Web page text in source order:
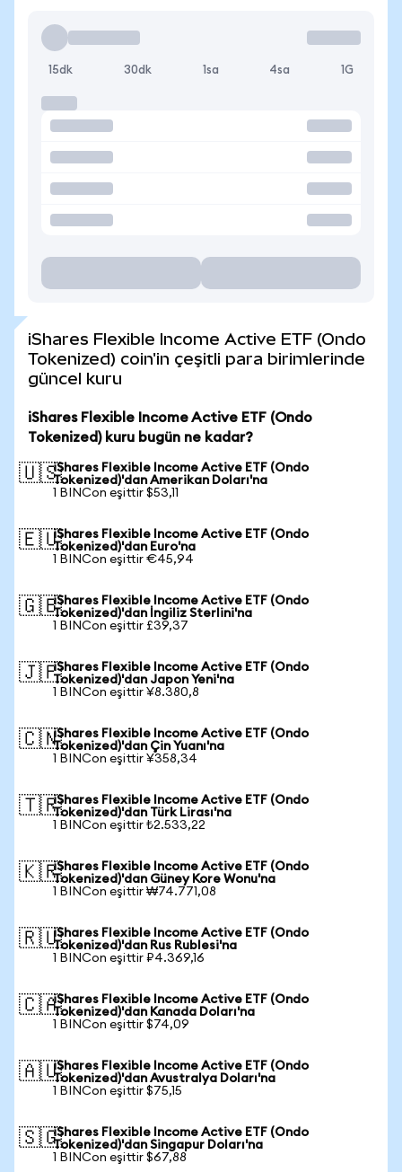
15dk 30dk 1sa 4sa 1G
iShares Flexible Income Active ETF (Ondo
Tokenized) coin'in çeşitli para birimlerinde
güncel kuru
iShares Flexible Income Active ETF (Ondo
Tokenized) kuru bugün ne kadar?
🇺🇸iShares Flexible Income Active ETF (Ondo
Tokenized)'dan Amerikan Doları'na
1 BINCon eşittir $53,11
🇪🇺iShares Flexible Income Active ETF (Ondo
Tokenized)'dan Euro'na
1 BINCon eşittir €45,94
🇬🇧iShares Flexible Income Active ETF (Ondo
Tokenized)'dan İngiliz Sterlini'na
1 BINCon eşittir £39,37
🇯🇵iShares Flexible Income Active ETF (Ondo
Tokenized)'dan Japon Yeni'na
1 BINCon eşittir ¥8.380,8
🇨🇳iShares Flexible Income Active ETF (Ondo
Tokenized)'dan Çin Yuanı'na
1 BINCon eşittir ¥358,34
🇹🇷iShares Flexible Income Active ETF (Ondo
Tokenized)'dan Türk Lirası'na
1 BINCon eşittir ₺2.533,22
🇰🇷iShares Flexible Income Active ETF (Ondo
Tokenized)'dan Güney Kore Wonu'na
1 BINCon eşittir ₩74.771,08
🇷🇺iShares Flexible Income Active ETF (Ondo
Tokenized)'dan Rus Rublesi'na
1 BINCon eşittir ₽4.369,16
🇨🇦iShares Flexible Income Active ETF (Ondo
Tokenized)'dan Kanada Doları'na
1 BINCon eşittir $74,09
🇦🇺iShares Flexible Income Active ETF (Ondo
Tokenized)'dan Avustralya Doları'na
1 BINCon eşittir $75,15
🇸🇬iShares Flexible Income Active ETF (Ondo
Tokenized)'dan Singapur Doları'na
1 BINCon eşittir $67,88